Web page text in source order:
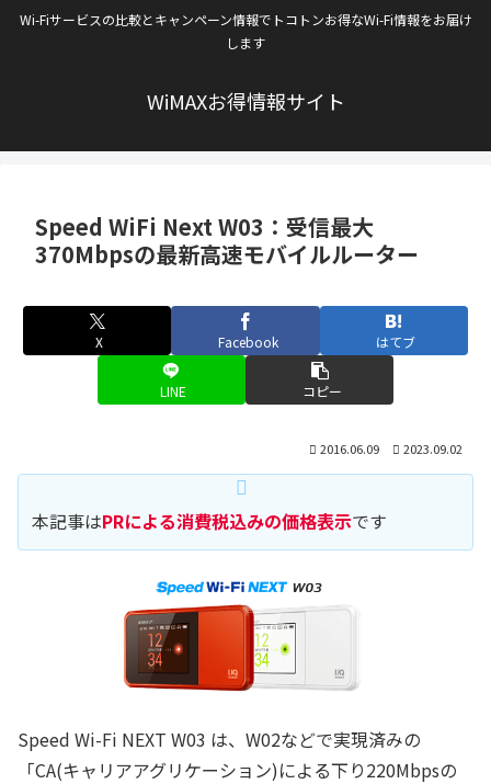
Wi-Fiサービスの比較とキャンペーン情報でトコトンお得なWi-Fi情報をお届け
します
WiMAXお得情報サイト
Speed WiFi Next W03：受信最大
370Mbpsの最新高速モバイルルーター
X Facebook はてブ
LINE コピー
2016.06.09 2023.09.02
本記事はPRによる消費税込みの価格表示です
Speed Wi-Fi NEXT W03 は、W02などで実現済みの
「CA(キャリアアグリケーション)による下り220Mbpsの